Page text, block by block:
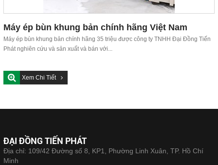
Máy ép bùn khung bản chính hãng Việt Nam
Máy ép bùn khung bản chính hãng 35 triệu được công ty TNHH Đại Đồng Tiến
Phát nghiên cứu và sản xuất và bán với...
Xem Chi Tiết
ĐẠI ĐỒNG TIẾN PHÁT
Địa chỉ: 109/42 Đường số 8, KP1, Phường Linh Xuân, TP. Hồ Chí
Minh